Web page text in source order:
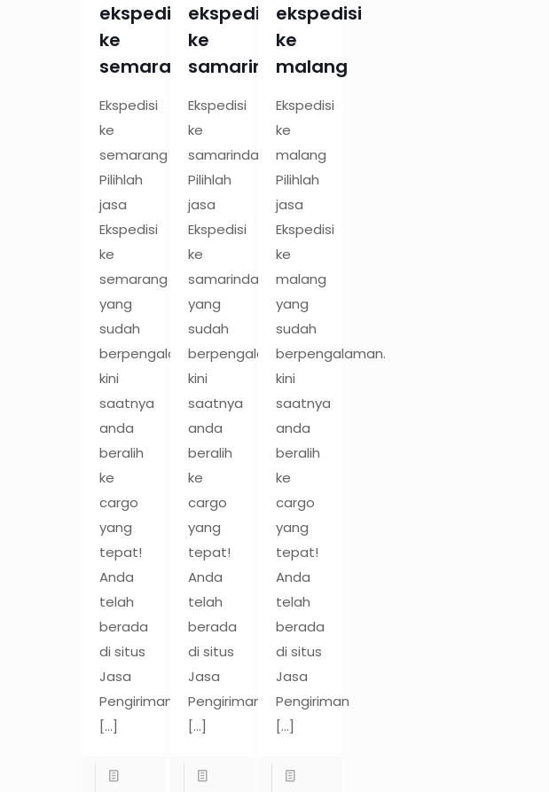
ekspedisi
ke
semarang
Ekspedisi
ke
semarang
Pilihlah
jasa
Ekspedisi
ke
semarang
yang
sudah
berpengalaman.
kini
saatnya
anda
beralih
ke
cargo
yang
tepat!
Anda
telah
berada
di situs
Jasa
Pengiriman
[…]
ekspedisi
ke
samarinda
Ekspedisi
ke
samarinda
Pilihlah
jasa
Ekspedisi
ke
samarinda
yang
sudah
berpengalaman.
kini
saatnya
anda
beralih
ke
cargo
yang
tepat!
Anda
telah
berada
di situs
Jasa
Pengiriman
[…]
ekspedisi
ke
malang
Ekspedisi
ke
malang
Pilihlah
jasa
Ekspedisi
ke
malang
yang
sudah
berpengalaman.
kini
saatnya
anda
beralih
ke
cargo
yang
tepat!
Anda
telah
berada
di situs
Jasa
Pengiriman
[…]